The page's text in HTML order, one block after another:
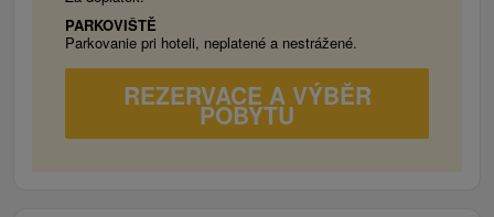
ručníky, hotelová kosmetika, WiFi.
Apartmán
Jediný apartmán je rozdělen na denní a
ložnicovou část. Vybavení pokoje: balkon, HD
TV se satelitním příjmem, minibar, telefon,
PARKOVIŠTĚ
Parkovanie pri hoteli, neplatené a nestrážené.
REZERVACE A VÝBĚR
POBYTU